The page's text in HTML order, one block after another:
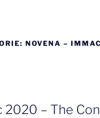
NOVENA –
2020 – The